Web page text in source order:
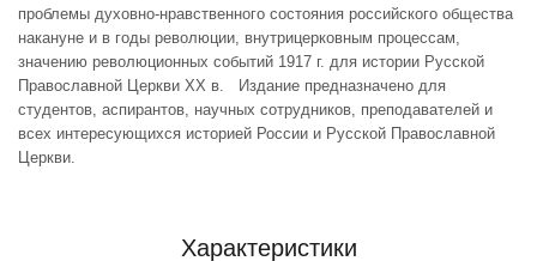
проблемы духовно-нравственного состояния российского общества
накануне и в годы революции, внутрицерковным процессам,
значению революционных событий 1917 г. для истории Русской
Православной Церкви XX в. Издание предназначено для
студентов, аспирантов, научных сотрудников, преподавателей и
всех интересующихся историей России и Русской Православной
Церкви.
Характеристики